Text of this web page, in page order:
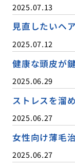
2025.07.13
見直したいヘ
2025.07.12
健康な頭皮が
2025.06.29
ストレスを溜
2025.06.27
女性向け薄毛
2025.06.27